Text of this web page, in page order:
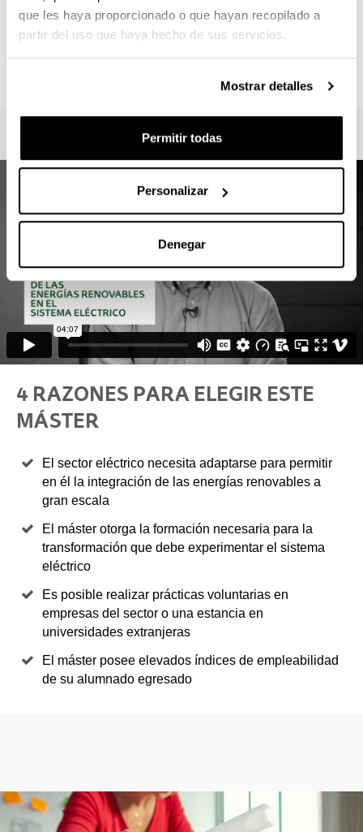
que les haya proporcionado o que hayan recopilado a
partir del uso que haya hecho de sus servicios.
Mostrar detalles
Permitir todas
Personalizar
Denegar
Secretaría :
SECRETARIA EIB - BILBAO
4 RAZONES PARA ELEGIR ESTE
MÁSTER
El sector eléctrico necesita adaptarse para permitir
en él la integración de las energías renovables a
gran escala
El máster otorga la formación necesaria para la
transformación que debe experimentar el sistema
eléctrico
Es posible realizar prácticas voluntarias en
empresas del sector o una estancia en
universidades extranjeras
El máster posee elevados índices de empleabilidad
de su alumnado egresado